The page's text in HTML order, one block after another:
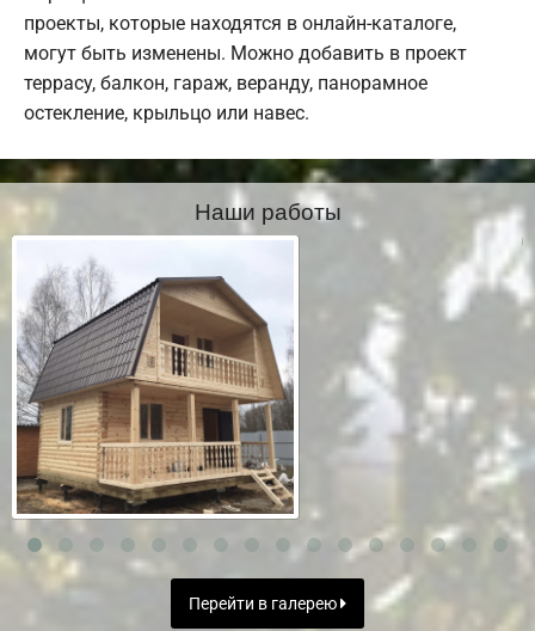
проекты, которые находятся в онлайн-каталоге,
могут быть изменены. Можно добавить в проект
террасу, балкон, гараж, веранду, панорамное
остекление, крыльцо или навес.
Наши работы
Перейти в галерею